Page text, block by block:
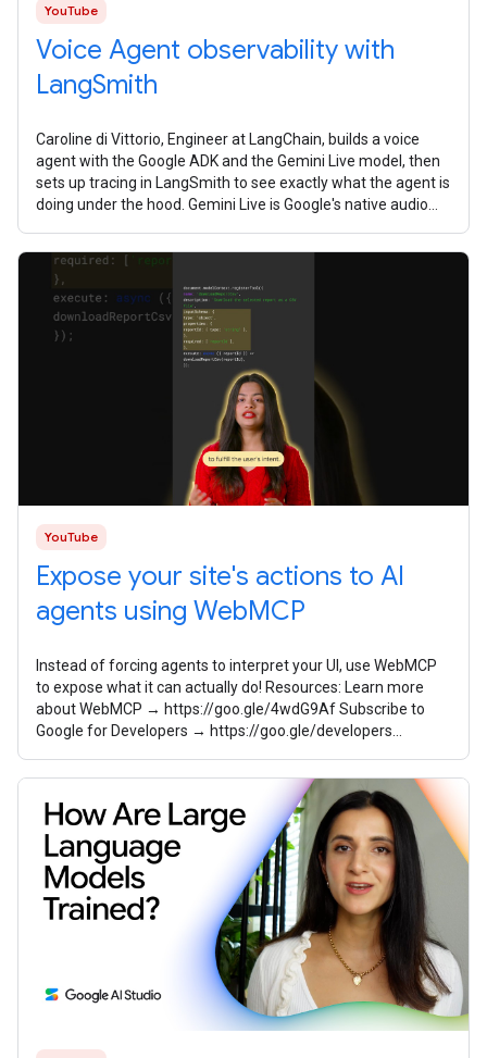
YouTube
Voice Agent observability with
LangSmith
Caroline di Vittorio, Engineer at LangChain, builds a voice
agent with the Google ADK and the Gemini Live model, then
sets up tracing in LangSmith to see exactly what the agent is
doing under the hood. Gemini Live is Google's native audio
YouTube
Expose your site's actions to AI
agents using WebMCP
Instead of forcing agents to interpret your UI, use WebMCP
to expose what it can actually do! Resources: Learn more
about WebMCP → https://goo.gle/4wdG9Af Subscribe to
Google for Developers → https://goo.gle/developers